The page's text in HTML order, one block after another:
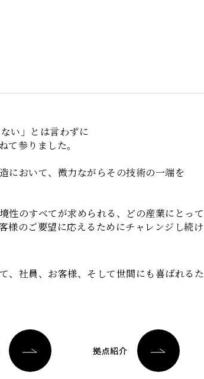
い」とは言わずに
参りました。
において、微力ながらその技術の一端を
性のすべてが求められる、どの産業にとって
様のご要望に応えるためにチャレンジし続け
、社員、お客様、そして世間にも喜ばれるた
拠点紹介